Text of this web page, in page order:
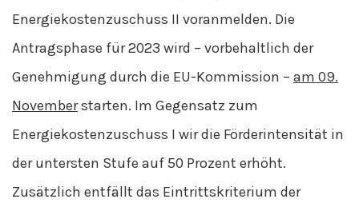
Energiekostenzuschuss II voranmelden. Die
Antragsphase für 2023 wird – vorbehaltlich der
Genehmigung durch die EU-Kommission – am 09.
Novemberstarten. Im Gegensatz zum
Energiekostenzuschuss I wir die Förderintensität in
der untersten Stufe auf 50 Prozent erhöht.
Zusätzlich entfällt das Eintrittskriterium der